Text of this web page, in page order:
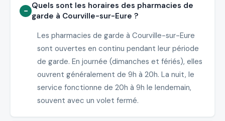
Quels sont les horaires des pharmacies de
garde à Courville-sur-Eure ?
Les pharmacies de garde à Courville-sur-Eure
sont ouvertes en continu pendant leur période
de garde. En journée (dimanches et fériés), elles
ouvrent généralement de 9h à 20h. La nuit, le
service fonctionne de 20h à 9h le lendemain,
souvent avec un volet fermé.